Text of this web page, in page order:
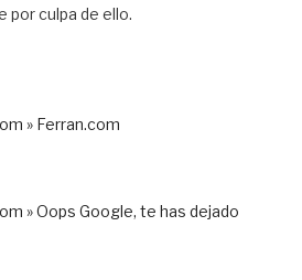
por culpa de ello.
» Ferran.com
» Oops Google, te has dejado